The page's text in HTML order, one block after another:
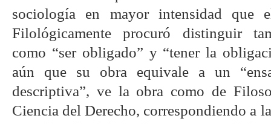
sociología en mayor intensidad que
Filológicamente procuró distinguir
como “ser obligado” y “tener la
aún que su obra equivale a un
descriptiva”, ve la obra como de
Ciencia del Derecho, correspondiendo a